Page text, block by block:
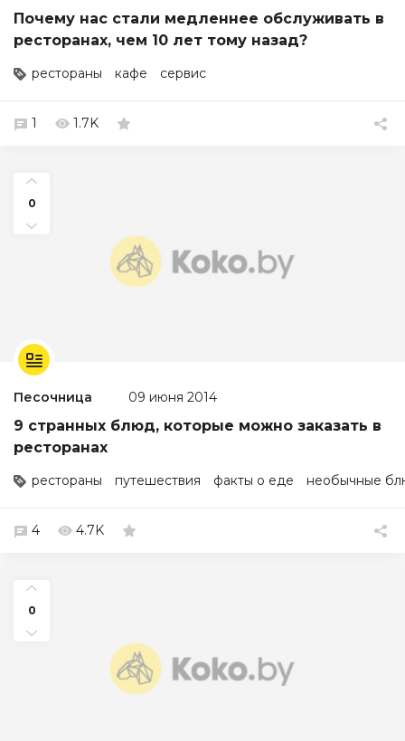
Почему нас стали медленнее обслуживать в
ресторанах, чем 10 лет тому назад?
рестораны кафе сервис
1 1.7K
0
Песочница 09 июня 2014
9 странных блюд, которые можно заказать в
ресторанах
рестораны путешествия факты о еде необычные
4 4.7K
0